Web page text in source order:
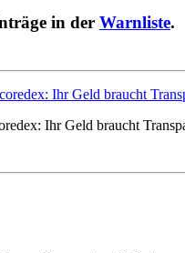
in der Warnliste.
Ihr Geld braucht